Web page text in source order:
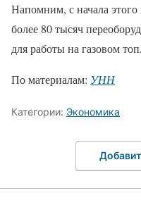
Напомним, с начала этого
более 80 тысяч
для работы на газовом
По материалам: УНН
Категории: Экономика